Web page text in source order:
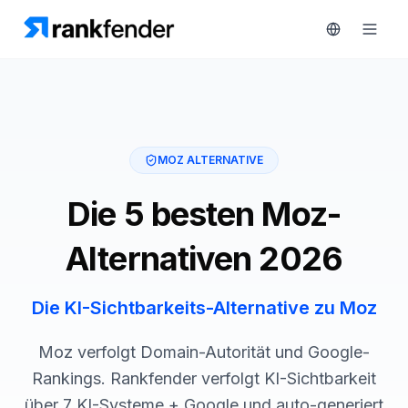
RAIVE
Keyword-
Tools
Preise
Demo
MOZ ALTERNATIVE
Die 5 besten Moz-
Alternativen 2026
Die KI-Sichtbarkeits-Alternative zu Moz
Moz verfolgt Domain-Autorität und Google-
Rankings. Rankfender verfolgt KI-Sichtbarkeit